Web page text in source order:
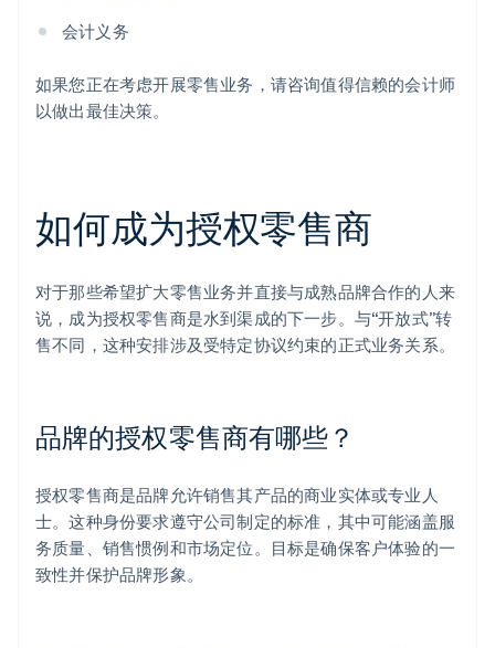
会计义务
如果您正在考虑开展零售业务，请咨询值得信赖的会计师
以做出最佳决策。
如何成为授权零售商
对于那些希望扩大零售业务并直接与成熟品牌合作的人来
说，成为授权零售商是水到渠成的下一步。与“开放式”转
售不同，这种安排涉及受特定协议约束的正式业务关系。
品牌的授权零售商有哪些？
授权零售商是品牌允许销售其产品的商业实体或专业人
士。这种身份要求遵守公司制定的标准，其中可能涵盖服
务质量、销售惯例和市场定位。目标是确保客户体验的一
致性并保护品牌形象。